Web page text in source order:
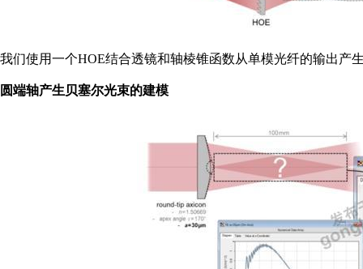
我们使用一个HOE结合透镜和轴棱锥函数从单模光纤的输出产
圆端轴产生贝塞尔光束的建模